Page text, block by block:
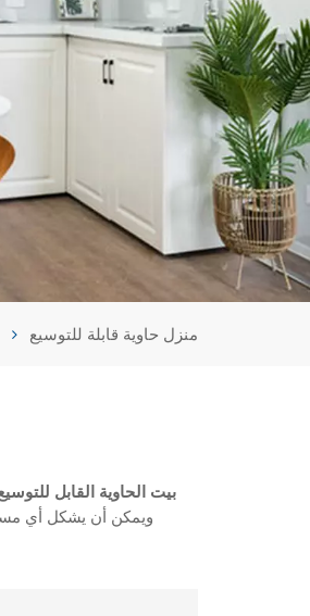
Español
Português
Ελληνικά
Indonesia
منزل حاوية قابلة للتوسيع
بيت الحاوية القابل
ويمكن أن يشكل أي